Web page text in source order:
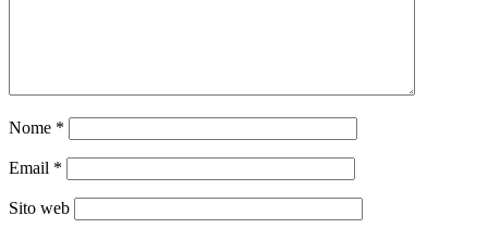
Nome *
Email *
Sito web